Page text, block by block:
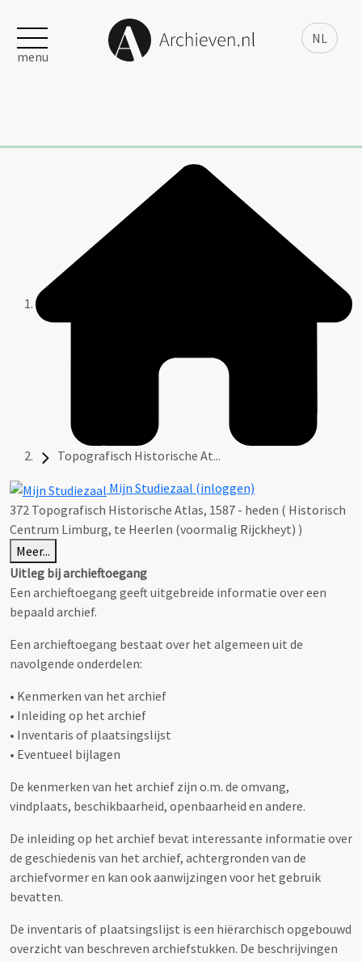
NL
menu
Topografisch Historische At...
Mijn Studiezaal (inloggen)
372 Topografisch Historische Atlas, 1587 - heden ( Historisch
Centrum Limburg, te Heerlen (voormalig Rijckheyt) )
Meer...
Uitleg bij archieftoegang
Een archieftoegang geeft uitgebreide informatie over een
bepaald archief.
Een archieftoegang bestaat over het algemeen uit de
navolgende onderdelen:
• Kenmerken van het archief
• Inleiding op het archief
• Inventaris of plaatsingslijst
• Eventueel bijlagen
De kenmerken van het archief zijn o.m. de omvang,
vindplaats, beschikbaarheid, openbaarheid en andere.
De inleiding op het archief bevat interessante informatie over
de geschiedenis van het archief, achtergronden van de
archiefvormer en kan ook aanwijzingen voor het gebruik
bevatten.
De inventaris of plaatsingslijst is een hiërarchisch opgebouwd
overzicht van beschreven archiefstukken. De beschrijvingen